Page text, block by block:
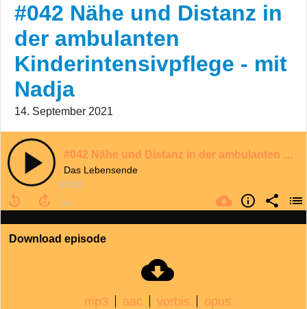
#042 Nähe und Distanz in
der ambulanten
Kinderintensivpflege - mit
Nadja
14. September 2021
#042 Nähe und Distanz in der ambulanten Kinderintensivpflege - mit Nadja
Das Lebensende
00:00
Download episode
mp3 aac vorbis opus